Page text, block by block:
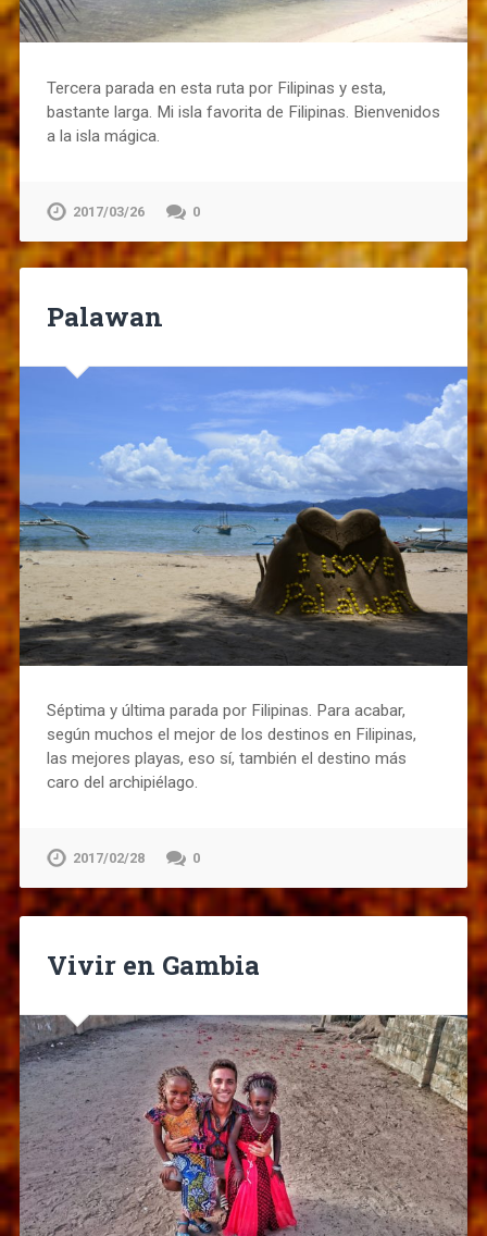
Tercera parada en esta ruta por Filipinas y esta,
bastante larga. Mi isla favorita de Filipinas. Bienvenidos
a la isla mágica.
2017/03/26 0
Palawan
Séptima y última parada por Filipinas. Para acabar,
según muchos el mejor de los destinos en Filipinas,
las mejores playas, eso sí, también el destino más
caro del archipiélago.
2017/02/28 0
Vivir en Gambia